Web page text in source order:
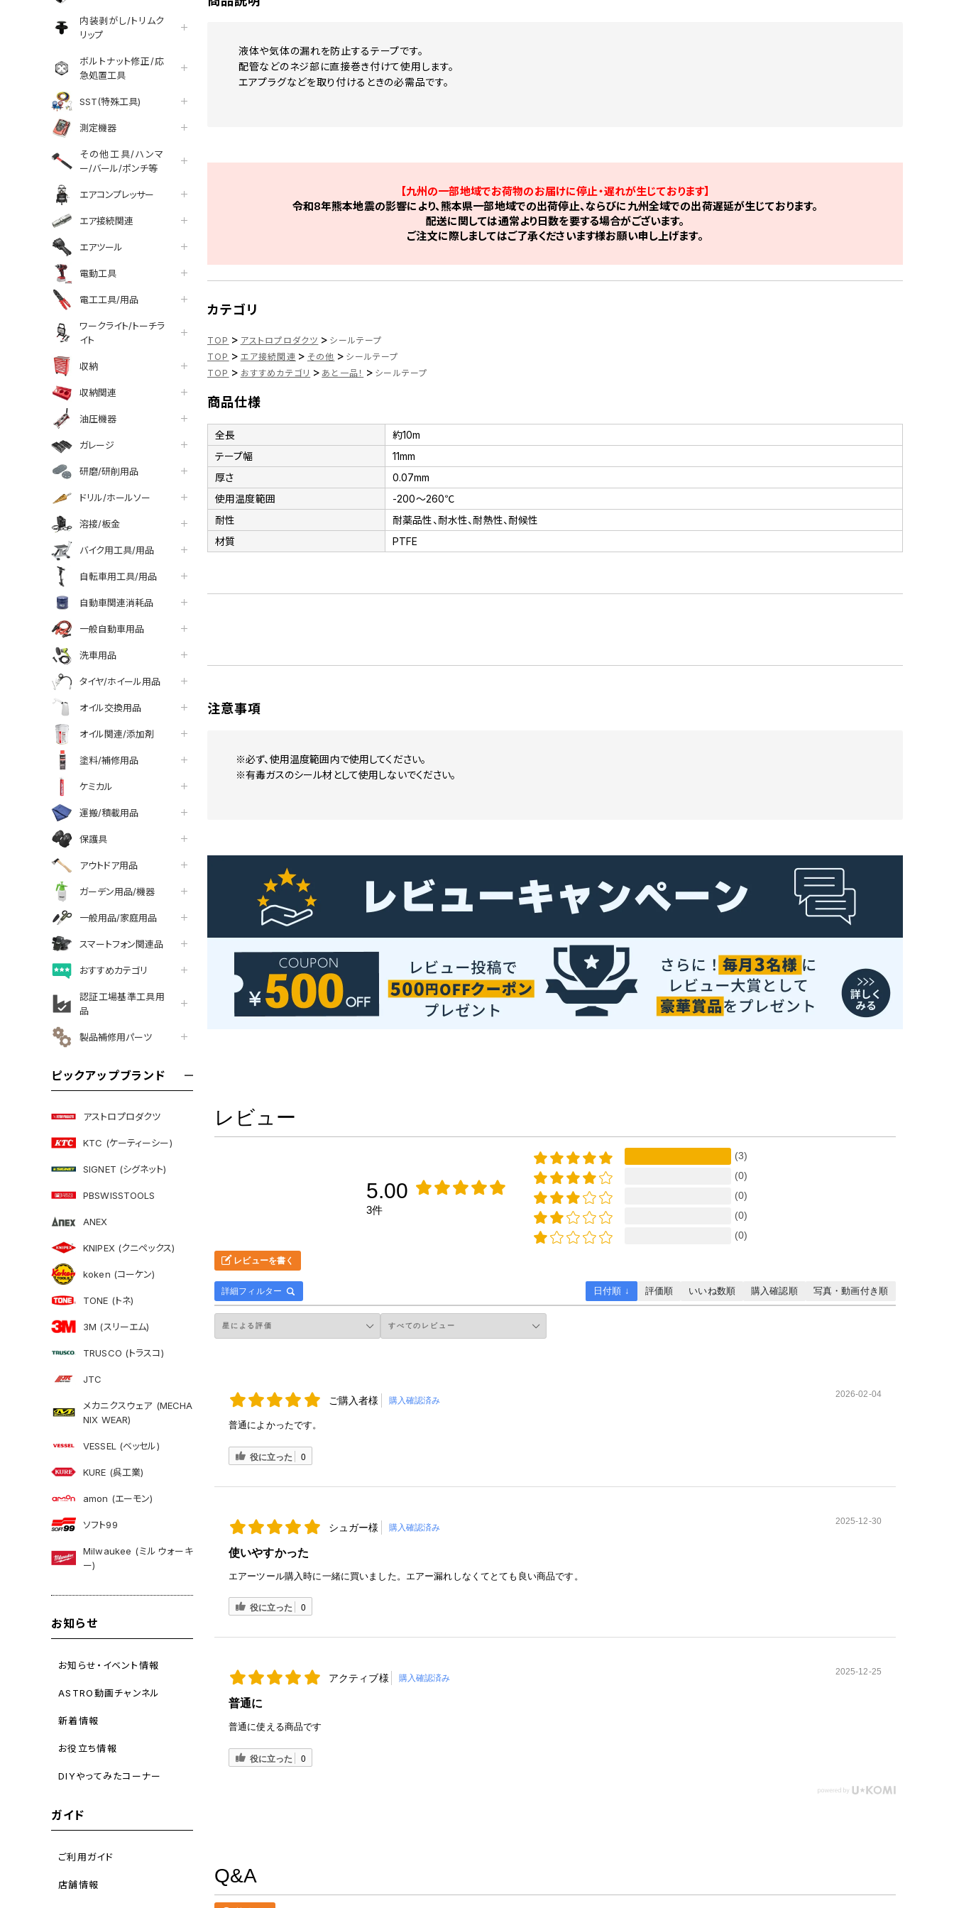
内装剥がし/トリムク
リップ
ボルトナット修正/応
急処置工具
SST(特殊工具)
測定機器
その他工具/ハンマ
ー/バール/ポンチ等
エアコンプレッサー
エア接続関連
エアツール
電動工具
電工工具/用品
ワークライト/トーチラ
イト
収納
収納関連
油圧機器
ガレージ
研磨/研削用品
ドリル/ホールソー
溶接/板金
バイク用工具/用品
自転車用工具/用品
自動車関連消耗品
一般自動車用品
洗車用品
タイヤ/ホイール用品
オイル交換用品
オイル関連/添加剤
塗料/補修用品
ケミカル
運搬/積載用品
保護具
アウトドア用品
ガーデン用品/機器
一般用品/家庭用品
スマートフォン関連品
おすすめカテゴリ
認証工場基準工具用
品
製品補修用パーツ
ピックアップブランド
アストロプロダクツ
KTC (ケーティーシー)
SIGNET (シグネット)
PBSWISSTOOLS
ANEX
KNIPEX (クニペックス)
koken (コーケン)
TONE (トネ)
3M (スリーエム)
TRUSCO (トラスコ)
JTC
メカニクスウェア (MECHA
NIX WEAR)
VESSEL (ベッセル)
KURE (呉工業)
amon (エーモン)
ソフト99
Milwaukee (ミルウォーキ
ー)
お知らせ
お知らせ・イベント情報
ASTRO動画チャンネル
新着情報
お役立ち情報
DIYやってみたコーナー
ガイド
ご利用ガイド
店舗情報
液体や気体の漏れを防止するテープです。
配管などのネジ部に直接巻き付けて使用します。
エアプラグなどを取り付けるときの必需品です。
【九州の一部地域でお荷物のお届けに停止・遅れが生じております】
令和8年熊本地震の影響により、熊本県一部地域での出荷停止、ならびに九州全域での出荷遅延が生じております。
配送に関しては通常より日数を要する場合がございます。
ご注文に際しましてはご了承くださいます様お願い申し上げます。
カテゴリ
TOP > アストロプロダクツ > シールテープ
TOP > エア接続関連 > その他 > シールテープ
TOP > おすすめカテゴリ > あと一品！ > シールテープ
商品仕様
全長
約10m
テープ幅
11mm
厚さ
0.07mm
使用温度範囲
-200～260℃
耐性
耐薬品性、耐水性、耐熱性、耐候性
材質
PTFE
注意事項
※必ず、使用温度範囲内で使用してください。
※有毒ガスのシール材として使用しないでください。
レビュー
5.00
3件
(3)
(0)
(0)
(0)
(0)
レビューを書く
詳細フィルター 日付順 ↓ 評価順 いいね数順 購入確認順 写真・動画付き順
ご購入者様 購入確認済み
2026-02-04
普通によかったです。
役に立った 0
シュガー様 購入確認済み
2025-12-30
使いやすかった
エアーツール購入時に一緒に買いました。エアー漏れしなくてとても良い商品です。
役に立った 0
アクティブ様 購入確認済み
2025-12-25
普通に
普通に使える商品です
役に立った 0
Q&A